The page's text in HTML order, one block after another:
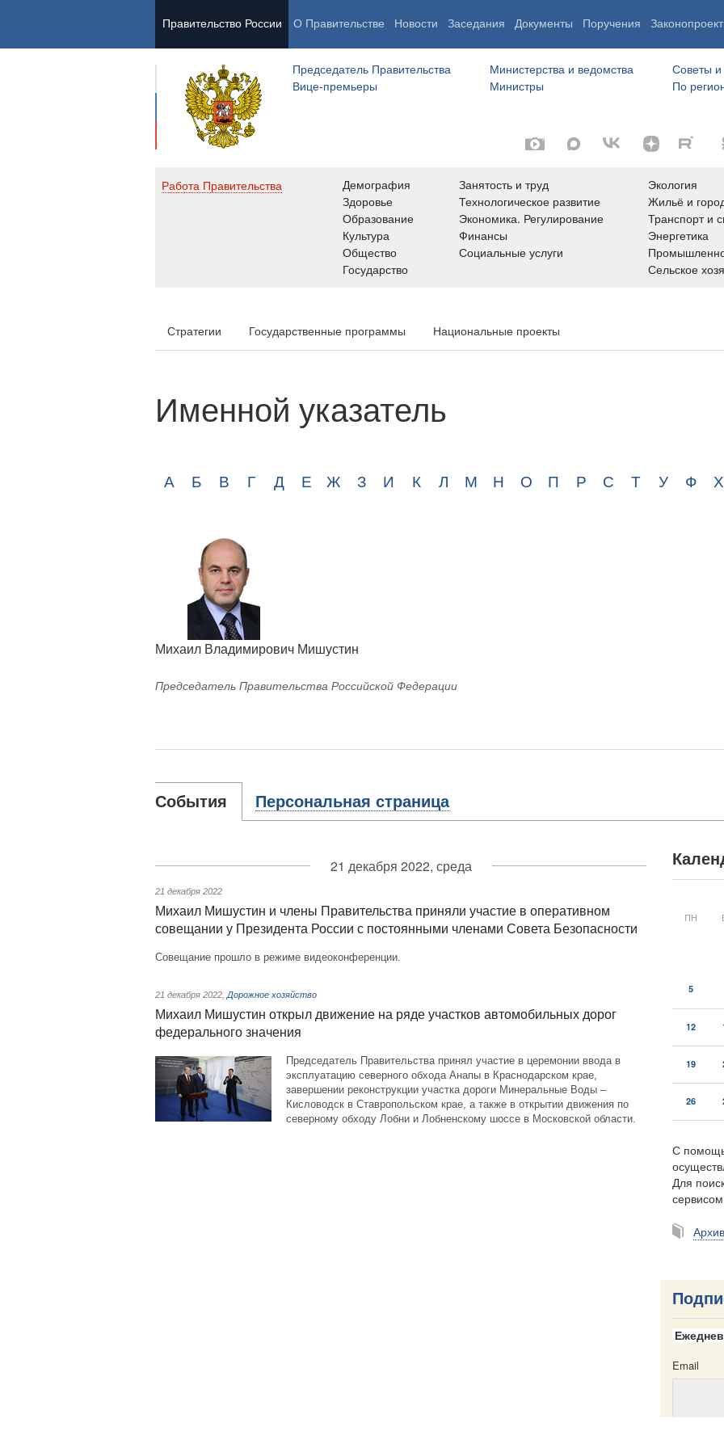
Правительство России О Правительстве Новости Заседания Документы Поручения
Председатель Правительства
Вице-премьеры
Министерства и ведомства
Министры
Советы и
По
Работа Правительства
Демография
Здоровье
Образование
Культура
Общество
Государство
Занятость и труд
Технологическое развитие
Экономика. Регулирование
Финансы
Социальные услуги
Экология
Жильё и
Транспорт и
Энергетика
Сельское
Стратегии Государственные программы Национальные проекты
Именной указатель
А Б В Г Д Е Ж З И К Л М Н О П Р С Т У Ф Х
Михаил Владимирович Мишустин
Председатель Правительства Российской Федерации
События Персональная страница
21 декабря 2022, среда
21 декабря 2022
Михаил Мишустин и члены Правительства приняли участие в оперативном
совещании у Президента России с постоянными членами Совета Безопасности
Совещание прошло в режиме видеоконференции.
21 декабря 2022 Дорожное хозяйство
Михаил Мишустин открыл движение на ряде участков автомобильных дорог
федерального значения
Председатель Правительства принял участие в церемонии ввода в
эксплуатацию северного обхода Анапы в Краснодарском крае,
завершении реконструкции участка дороги Минеральные Воды –
Кисловодск в Ставропольском крае, а также в открытии движения по
северному обходу Лобни и Лобненскому шоссе в Московской области.
ПН
5
12
19
26
С
Для
сервисом
Архив
Email